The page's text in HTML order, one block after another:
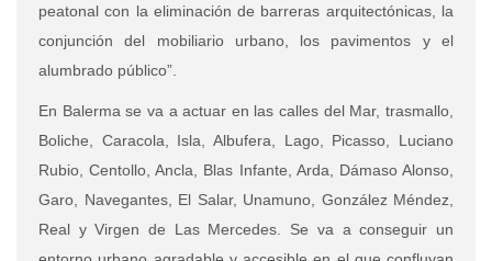
peatonal con la eliminación de barreras arquitectónicas, la
conjunción del mobiliario urbano, los pavimentos y el
alumbrado público”.
En Balerma se va a actuar en las calles del Mar, trasmallo,
Boliche, Caracola, Isla, Albufera, Lago, Picasso, Luciano
Rubio, Centollo, Ancla, Blas Infante, Arda, Dámaso Alonso,
Garo, Navegantes, El Salar, Unamuno, González Méndez,
Real y Virgen de Las Mercedes. Se va a conseguir un